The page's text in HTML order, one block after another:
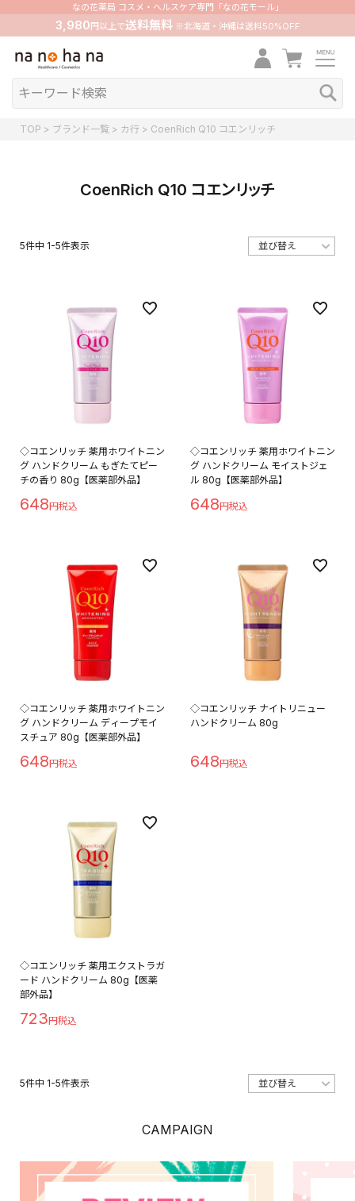
なの花薬局 コスメ・ヘルスケア専門「なの花モール」
3,980 円以上で送料無料※北海道・沖縄は送料50%OFF
TOP ブランド一覧 カ行 CoenRich Q10 コエンリッチ
CoenRich Q10 コエンリッチ
5件中 1-5件表示
◇コエンリッチ 薬用ホワイトニン
グ ハンドクリーム もぎたてピー
チの香り 80g【医薬部外品】
648
◇コエンリッチ 薬用ホワイトニン
グ ハンドクリーム モイストジェ
ル 80g【医薬部外品】
648
◇コエンリッチ 薬用ホワイトニン
グ ハンドクリーム ディープモイ
スチュア 80g【医薬部外品】
648
◇コエンリッチ ナイトリニュー
ハンドクリーム 80g
648
◇コエンリッチ 薬用エクストラガ
ード ハンドクリーム 80g【医薬
部外品】
723
5件中 1-5件表示
CAMPAIGN